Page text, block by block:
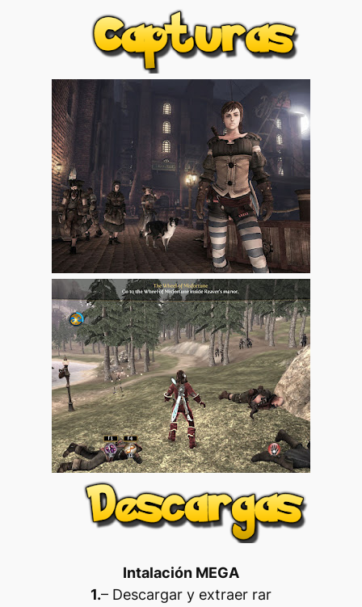
Intalación MEGA
1.– Descargar y extraer rar